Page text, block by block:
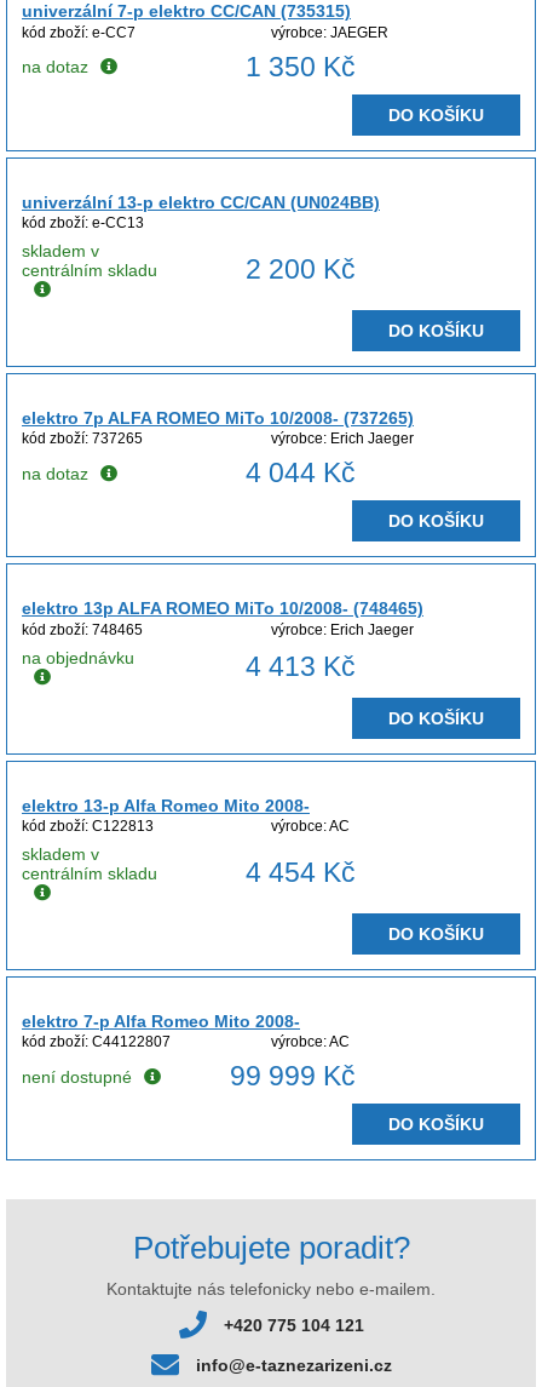
univerzální 7-p elektro CC/CAN (735315)
kód zboží: e-CC7 výrobce: JAEGER
na dotaz 1 350 Kč
DO KOŠÍKU
univerzální 13-p elektro CC/CAN (UN024BB)
kód zboží: e-CC13
skladem v
centrálním skladu
2 200 Kč
DO KOŠÍKU
elektro 7p ALFA ROMEO MiTo 10/2008- (737265)
kód zboží: 737265 výrobce: Erich Jaeger
na dotaz 4 044 Kč
DO KOŠÍKU
elektro 13p ALFA ROMEO MiTo 10/2008- (748465)
kód zboží: 748465 výrobce: Erich Jaeger
na objednávku 4 413 Kč
DO KOŠÍKU
elektro 13-p Alfa Romeo Mito 2008-
kód zboží: C122813 výrobce: AC
skladem v
centrálním skladu
4 454 Kč
DO KOŠÍKU
elektro 7-p Alfa Romeo Mito 2008-
kód zboží: C44122807 výrobce: AC
není dostupné 99 999 Kč
DO KOŠÍKU
Potřebujete poradit?
Kontaktujte nás telefonicky nebo e-mailem.
+420 775 104 121
info@e-taznezarizeni.cz